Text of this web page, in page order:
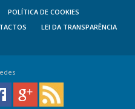
POLÍTICA DE COOKIES
LEI DA TRANSPARÊNCIA